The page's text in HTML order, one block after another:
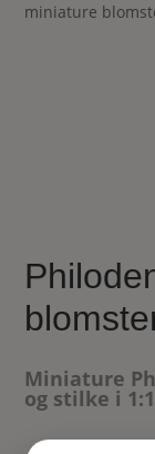
miniature
Miniature
og stilke i